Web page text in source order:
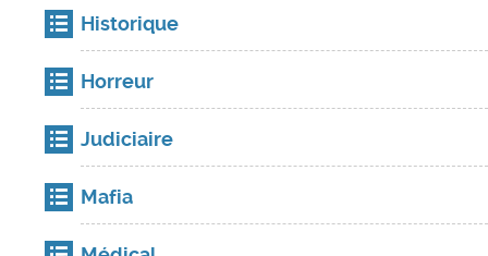
Historique
Horreur
Judiciaire
Mafia